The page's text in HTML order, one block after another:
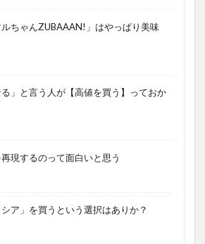
ちゃんZUBAAAN!」はやっぱり美味
る」と言う人が【高値を買う】っておか
現するのって面白いと思う
ア」を買うという選択はありか？